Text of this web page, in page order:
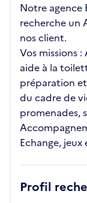
Notre agence
recherche un
nos client.
Vos missions
aide à la
préparation
du cadre de
promenades,
Echange,
Profil